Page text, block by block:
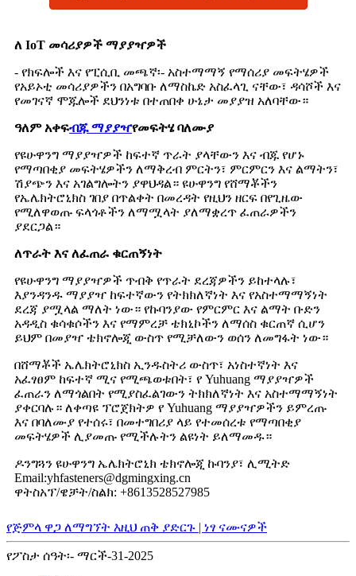
ለ IoT መሳሪያዎች ማያያዣዎች
- የክፍሎች እና የፒሲቢ መጫኛ፡- አስተማማኝ የማሰሪያ መፍትሄዎች
የአይኦቲ መሳሪያዎችን በአግባቡ ለማስኬድ አስፈላጊ ናቸው፣ ዳሳሾች እና
የመገናኛ ሞጁሎች ደህንነቱ በተጠበቀ ሁኔታ መያያዝ አለባቸው።
ዓለም አቀፍብጁ ማያያዣየመፍትሄ ባለሙያ
የዩሁዋንግ ማያያዣዎች ከፍተኛ ጥራት ያላቸውን እና ብጁ የሆኑ
የማጣበቂያ መፍትሄዎችን ለማቅረብ ምርትን፣ ምርምርን እና ልማትን፣
ሽያጭን እና አገልግሎትን ያዋህዳል። ዩሁዋንግ የሸማቾችን
የኤሌክትሮኒክስ ገበያ በጥልቀት በመረዳት የዚህን ዘርፍ በየጊዜው
የሚለዋወጡ ፍላጎቶችን ለማሟላት ያለማቋረጥ ፈጠራዎችን
ያደርጋል።
ለጥራት እና ለፈጠራ ቁርጠኝነት
የዩሁዋንግ ማያያዣዎች ጥብቅ የጥራት ደረጃዎችን ይከተላሉ፣
እያንዳንዱ ማያያዣ ከፍተኛውን የትክክለኛነት እና የአስተማማኝነት
ደረጃ ያሟላል ማለት ነው። የኩባንያው የምርምር እና ልማት ቡድን
አዳዲስ ቁሳቁሶችን እና የማምረቻ ቴክኒኮችን ለማሰስ ቁርጠኛ ሲሆን
ይህም በመያዣ ቴክኖሎጂ ውስጥ የሚቻለውን ወሰን ለመግፋት ነው።
በሸማቾች ኤሌክትሮኒክስ ኢንዱስትሪ ውስጥ፣ አነስተኛነት እና
አፈፃፀም ከፍተኛ ሚና የሚጫወቱበት፣ የ Yuhuang ማያያዣዎች
ፈጠራን ለማጎልበት የሚያስፈልገውን ትክክለኛነት እና አስተማማኝነት
ያቀርባሉ። ለቀጣዩ ፕሮጀክትዎ የ Yuhuang ማያያዣዎችን ይምረጡ
እና በባለሙያ የተሰሩ፣ በመተግበሪያ ላይ የተመሰረቱ የማጣበቂያ
መፍትሄዎች ሊያመጡ የሚችሉትን ልዩነት ይለማመዱ።
ዶንግጓን ዩሁዋንግ ኤሌክትሮኒክ ቴክኖሎጂ ኩባንያ፣ ሊሚትድ
Email:yhfasteners@dgmingxing.cn
ዋትስአፕ/ዌቻት/ስልክ: +8613528527985
የጅምላ ዋጋ ለማግኘት እዚህ ጠቅ ያድርጉ | ነፃ ናሙናዎች
የፖስታ ሰዓት፡- ማርች-31-2025